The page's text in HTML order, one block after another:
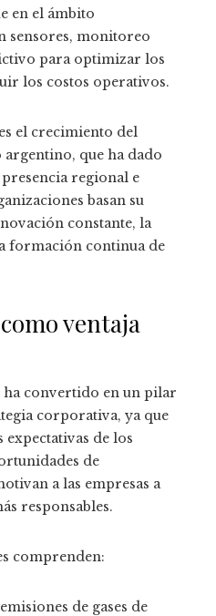
en el ámbito
sensores, monitoreo
para optimizar los
los costos operativos.
el crecimiento del
que ha dado
regional e
basan su
constante, la
formación continua de
ventaja
ha convertido en un pilar
corporativa, ya que
expectativas de los
de
a las empresas a
responsables.
comprenden:
de gases de